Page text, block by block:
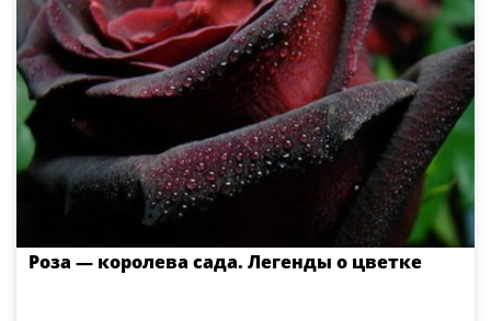
Роза — королева сада. Легенды о цветке